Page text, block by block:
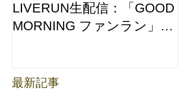
LIVERUN生配信：「GOOD
MORNING ファンラン」
最新記事